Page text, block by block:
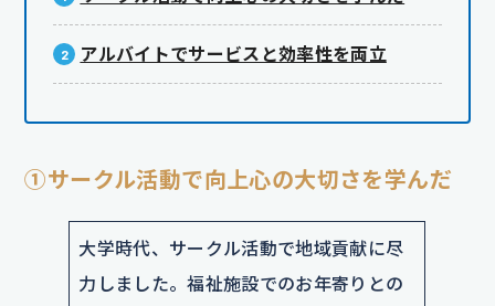
アルバイトでサービスと効率性を両立
①サークル活動で向上心の大切さを学んだ
大学時代、サークル活動で地域貢献に尽
力しました。福祉施設でのお年寄りとの